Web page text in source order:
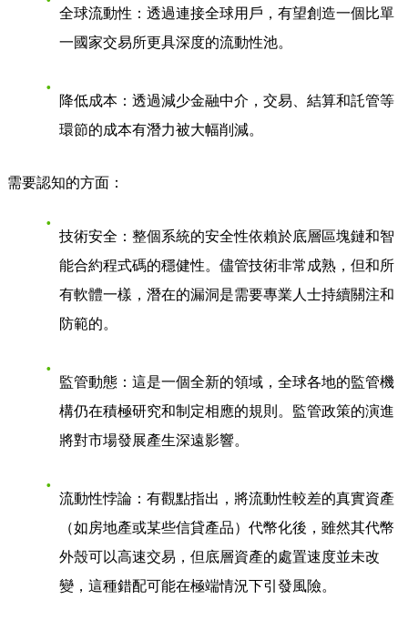
全球流動性 ：透過連接全球用戶，有望創造一個比單
一國家交易所更具深度的流動性池。
降低成本 ：透過減少金融中介，交易、結算和託管等
環節的成本有潛力被大幅削減。
需要認知的方面 ：
技術安全 ：整個系統的安全性依賴於底層區塊鏈和智
能合約程式碼的穩健性。儘管技術非常成熟，但和所
有軟體一樣，潛在的漏洞是需要專業人士持續關注和
防範的。
監管動態 ：這是一個全新的領域，全球各地的監管機
構仍在積極研究和制定相應的規則。監管政策的演進
將對市場發展產生深遠影響。
流動性悖論 ：有觀點指出，將流動性較差的真實資產
（如房地產或某些信貸產品）代幣化後，雖然其代幣
外殼可以高速交易，但底層資產的處置速度並未改
變，這種錯配可能在極端情況下引發風險。